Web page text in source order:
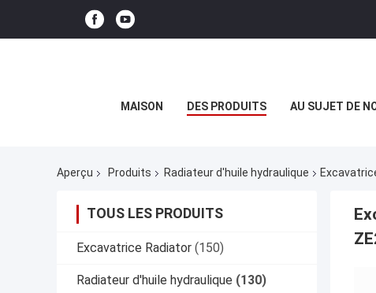
MAISON DES PRODUITS AU SUJET DE
Aperçu Produits Radiateur d'huile hydraulique
TOUS LES PRODUITS
Excavatrice Radiator (150)
Radiateur d'huile hydraulique (130)